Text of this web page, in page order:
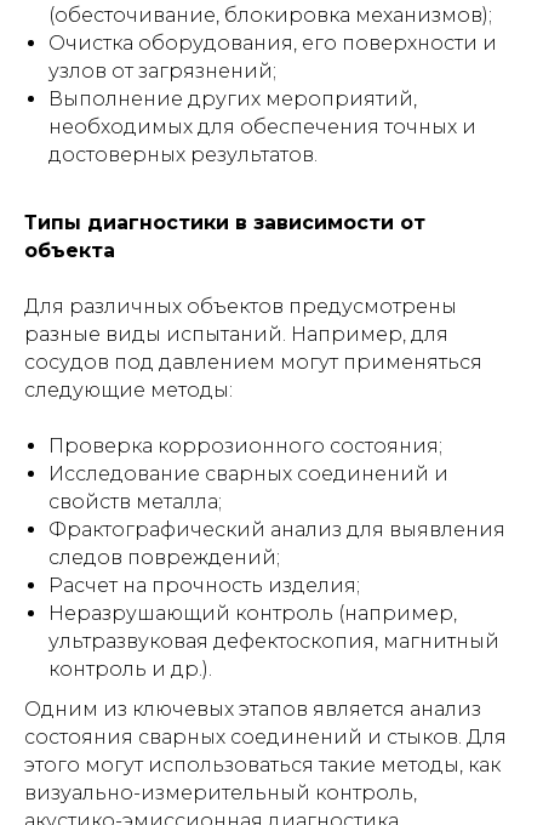
(обесточивание, блокировка механизмов);
Очистка оборудования, его поверхности и
узлов от загрязнений;
Выполнение других мероприятий,
необходимых для обеспечения точных и
достоверных результатов.
Типы диагностики в зависимости от
объекта
Для различных объектов предусмотрены
разные виды испытаний. Например, для
сосудов под давлением могут применяться
следующие методы:
Проверка коррозионного состояния;
Исследование сварных соединений и
свойств металла;
Фрактографический анализ для выявления
следов повреждений;
Расчет на прочность изделия;
Неразрушающий контроль (например,
ультразвуковая дефектоскопия, магнитный
контроль и др.).
Одним из ключевых этапов является анализ
состояния сварных соединений и стыков. Для
этого могут использоваться такие методы, как
визуально-измерительный контроль,